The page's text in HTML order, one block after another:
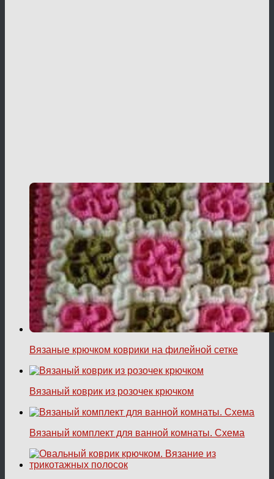
Вязаные крючком коврики на филейной сетке
Вязаный коврик из розочек крючком
Вязаный комплект для ванной комнаты. Схема